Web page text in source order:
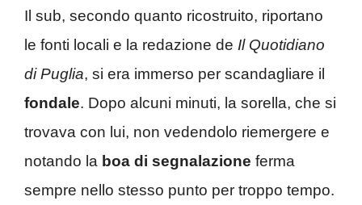
Il sub, secondo quanto ricostruito, riportano
le fonti locali e la redazione de Il Quotidiano
di Puglia, si era immerso per scandagliare il
fondale. Dopo alcuni minuti, la sorella, che si
trovava con lui, non vedendolo riemergere e
notando la boa di segnalazione ferma
sempre nello stesso punto per troppo tempo.